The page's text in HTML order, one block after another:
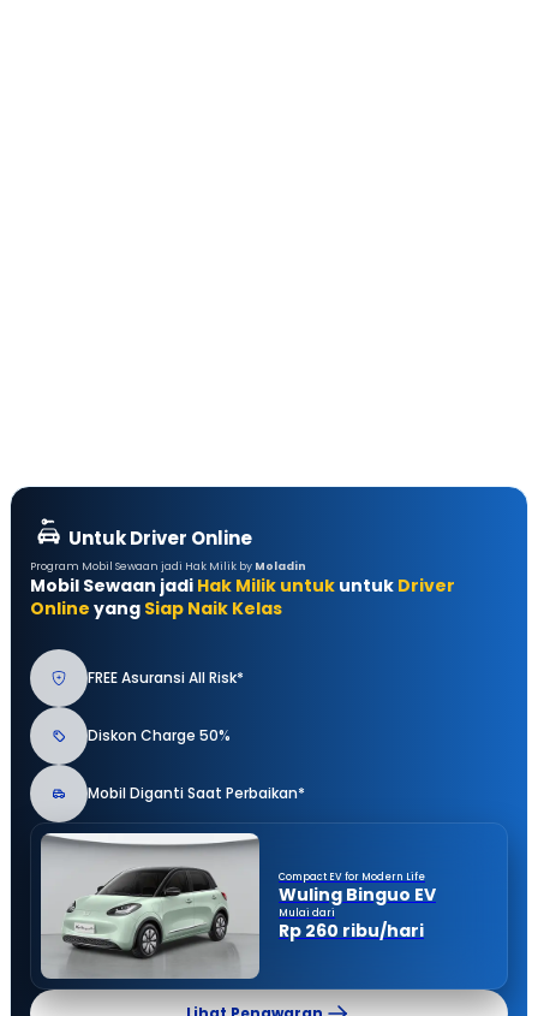
Untuk Driver Online
Program Mobil Sewaan jadi Hak Milik by Moladin
Mobil Sewaan jadi Hak Milik untuk untuk Driver
Online yang Siap Naik Kelas
FREE Asuransi All Risk*
Diskon Charge 50%
Mobil Diganti Saat Perbaikan*
Compact EV for Modern Life
Wuling Binguo EV
Mulai dari
Rp 260 ribu/hari